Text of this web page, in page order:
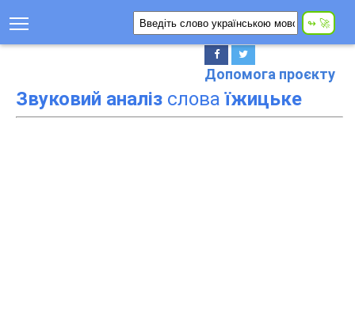
Допомога проєкту
Звуковий аналіз словаїжицьке